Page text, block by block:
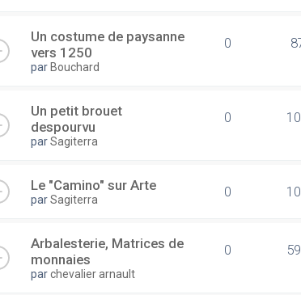
Un costume de paysanne
vers 1250
par Bouchard
0
Un petit brouet
despourvu
parSagiterra
0
Le "Camino" sur Arte
parSagiterra 0
Arbalesterie, Matrices de
monnaies
parchevalier arnault
0